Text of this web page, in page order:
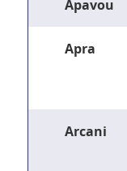
Apavou
Apra
Arcani